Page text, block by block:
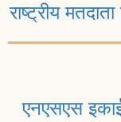
राष्ट्रीय
एनएसएस